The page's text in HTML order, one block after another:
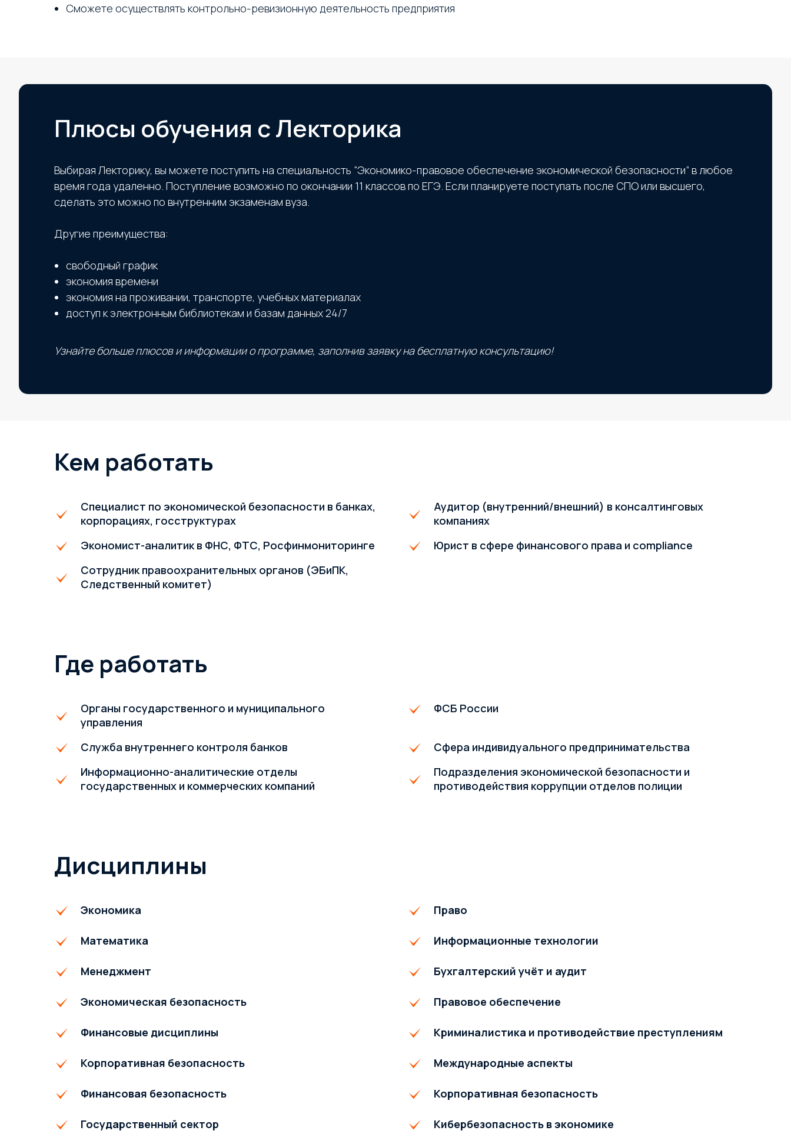
Сможете осуществлять контрольно-ревизионную деятельность предприятия
Плюсы обучения с Лекторика
Выбирая Лекторику, вы можете поступить на специальность “Экономико-правовое обеспечение экономической безопасности” в любое
время года удаленно. Поступление возможно по окончании 11 классов по ЕГЭ. Если планируете поступать после СПО или высшего,
сделать это можно по внутренним экзаменам вуза.
Другие преимущества:
свободный график
экономия времени
экономия на проживании, транспорте, учебных материалах
доступ к электронным библиотекам и базам данных 24/7
Узнайте больше плюсов и информации о программе, заполнив заявку на бесплатную консультацию!
Кем работать
Специалист по экономической безопасности в банках,
корпорациях, госструктурах
Аудитор (внутренний/внешний) в консалтинговых
компаниях
Экономист-аналитик в ФНС, ФТС, Росфинмониторинге
Юрист в сфере финансового права и compliance
Сотрудник правоохранительных органов (ЭБиПК,
Следственный комитет)
Где работать
Органы государственного и муниципального
управления
ФСБ России
Служба внутреннего контроля банков
Сфера индивидуального предпринимательства
Информационно-аналитические отделы
государственных и коммерческих компаний
Подразделения экономической безопасности и
противодействия коррупции отделов полиции
Дисциплины
Экономика Право
Математика Информационные технологии
Менеджмент Бухгалтерский учёт и аудит
Экономическая безопасность Правовое обеспечение
Финансовые дисциплины Криминалистика и противодействие преступлениям
Корпоративная безопасность Международные аспекты
Финансовая безопасность Корпоративная безопасность
Государственный сектор Кибербезопасность в экономике